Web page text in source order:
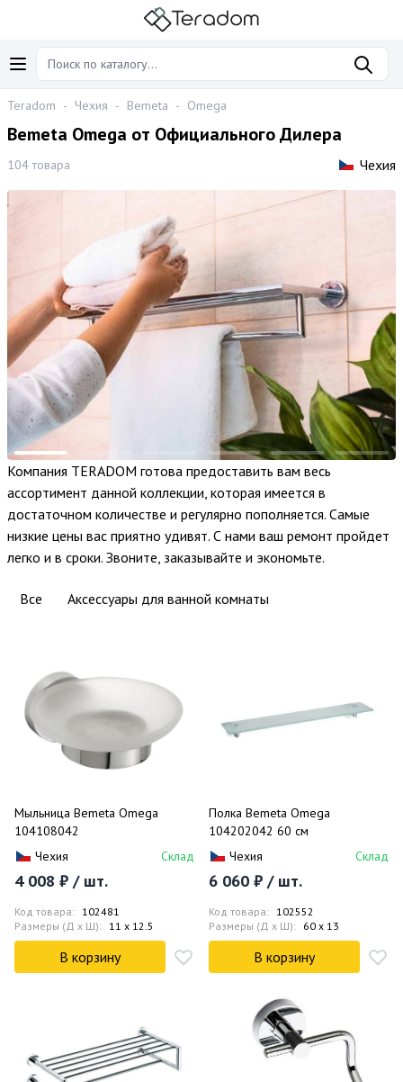
Teradom - Чехия - Bemeta - Omega
Bemeta Omega от Официального Дилера
104 товара Чехия
Компания TERADOM готова предоставить вам весь
ассортимент данной коллекции, которая имеется в
достаточном количестве и регулярно пополняется. Самые
низкие цены вас приятно удивят. С нами ваш ремонт пройдет
легко и в сроки. Звоните, заказывайте и экономьте.
Все Аксессуары для ванной комнаты
Мыльница Bemeta Omega
104108042
Чехия
Склад
4 008 ₽ / шт.
Код товара: 102481
Размеры (Д x Ш): 11 x 12.5
В корзину
Полка Bemeta Omega
104202042 60 см
Чехия
Склад
6 060 ₽ / шт.
Код товара: 102552
Размеры (Д x Ш): 60 x 13
В корзину